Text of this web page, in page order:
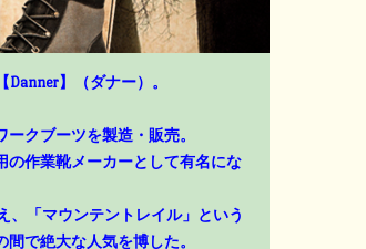
】（ダナー）。
クブーツを製造・販売。
の作業靴メーカーとして有名にな
、「マウンテントレイル」という
で絶大な人気を博した。